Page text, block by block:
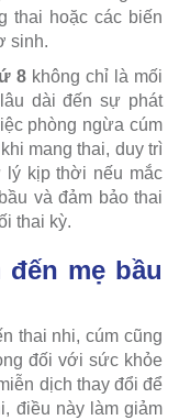
thai hoặc các biến
sinh.
8 không chỉ là mối
dài đến sự phát
phòng ngừa cúm
mang thai, duy trì
lý kịp thời nếu mắc
và đảm bảo thai
thai kỳ.
mẹ bầu
thai nhi, cúm cũng
đối với sức khỏe
dịch thay đổi để
điều này làm giảm